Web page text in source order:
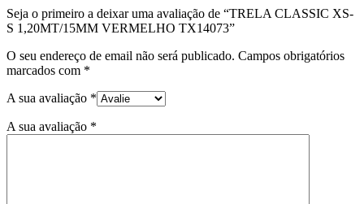
Seja o primeiro a deixar uma avaliação de “TRELA CLASSIC XS-
S 1,20MT/15MM VERMELHO TX14073”
O seu endereço de email não será publicado. Campos obrigatórios
marcados com *
A sua avaliação *
A sua avaliação *